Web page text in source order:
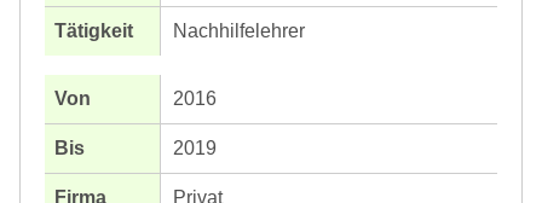
Nachhilfelehrer
2016
2019
Privat